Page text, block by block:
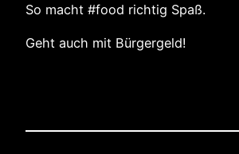
So macht #food richtig Spaß.
Geht auch mit Bürgergeld!